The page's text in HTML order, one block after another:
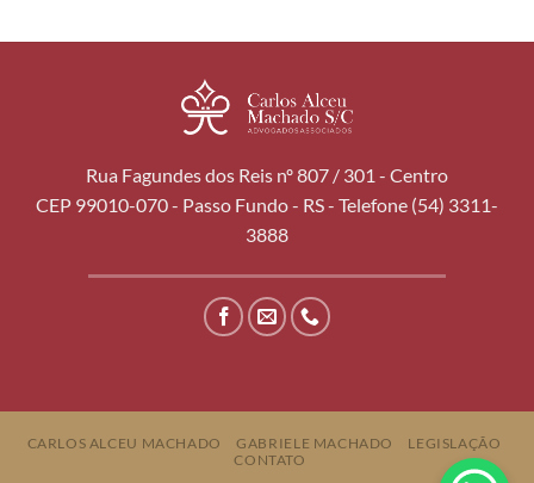
Rua Fagundes dos Reis nº 807 / 301 - Centro
CEP 99010-070 - Passo Fundo - RS - Telefone (54) 3311-
3888
CARLOS ALCEU MACHADO GABRIELE MACHADO
LEGISLAÇÃO
CONTATO